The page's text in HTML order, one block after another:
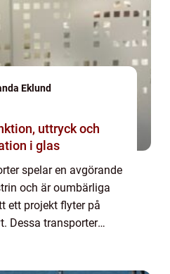
Eklund
uttryck och
i glas
spelar en avgörande
och är oumbärliga
ett projekt flyter på
Dessa transporter